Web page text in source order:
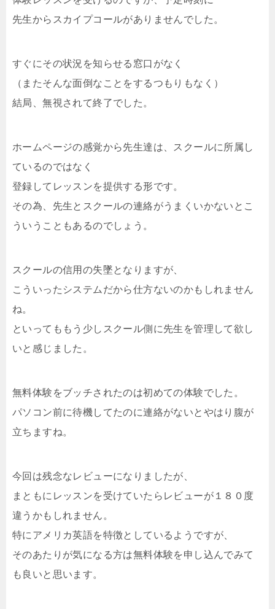
先生からスカイプコールがありませんでした。
すぐにその状況を知らせる窓口がなく
（またそんな面倒なことをするつもりもなく）
結局、無視されて終了でした。
ホームページの感覚から先生達は、スクールに所属し
ているのではなく
登録してレッスンを提供する形です。
その為、先生とスクールの連絡がうまくいかないとこ
ういうこともあるのでしょう。
スクールの信用の失墜となりますが、
こういったシステムだから仕方ないのかもしれません
ね。
といってももう少しスクール側に先生を管理して欲し
いと感じました。
無料体験をブッチされたのは初めての体験でした。
パソコン前に待機してたのに連絡がないとやはり腹が
立ちますね。
今回は残念なレビューになりましたが、
まともにレッスンを受けていたらレビューが１８０度
違うかもしれません。
特にアメリカ英語を特徴としているようですが、
そのあたりが気になる方は無料体験を申し込んでみて
も良いと思います。